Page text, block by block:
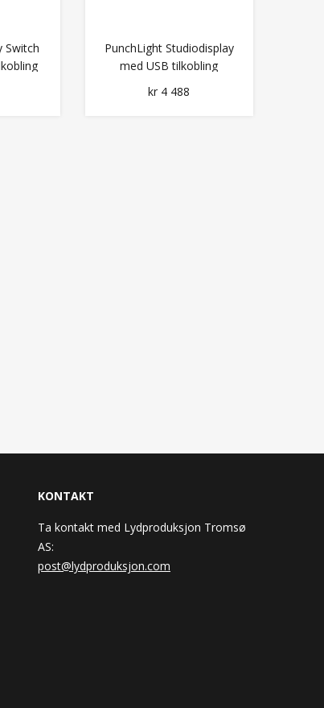
Switch
PunchLight Studiodisplay
med USB tilkobling
kr 4 488
KONTAKT
Ta kontakt med Lydproduksjon Tromsø
AS:
post@lydproduksjon.com